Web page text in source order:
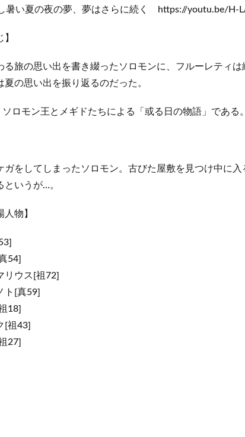
い夏の夜の夢、夢はさらに続く https://youtu.be/H-
】
る旅の思い出を書き綴ったソロモンに、フルーレティは
夏の思い出を振り返るのだった。
ロモン王とメギドたちによる「或る日の物語」である。
ガをしてしまったソロモン。古びた屋敷を見つけ中に
というが…。
人物】
54]
リウス[祖72]
ト[真59]
18]
[祖43]
27]